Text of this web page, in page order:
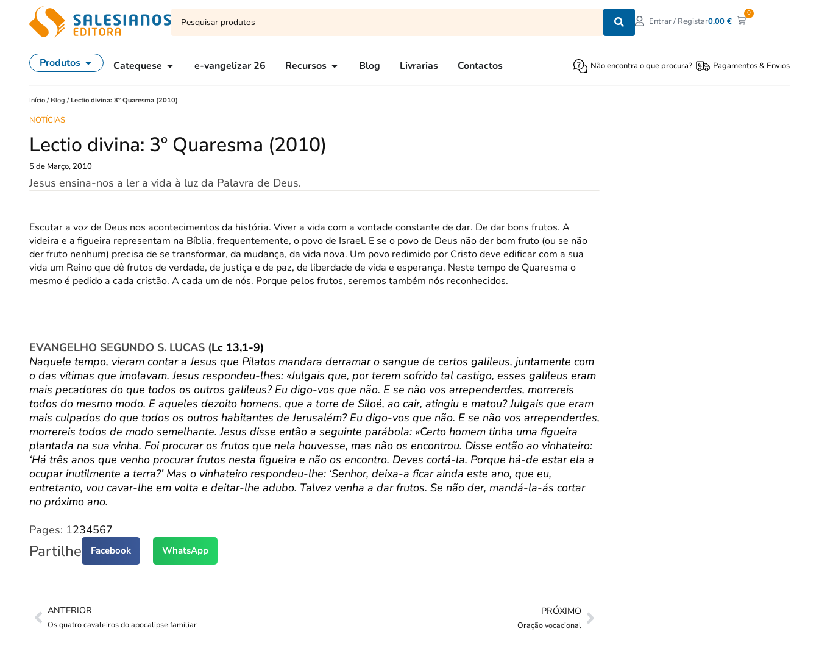
Entrar / Registar0,00€
0
Produtos Catequese e-vangelizar 26 Recursos Blog Livrarias Contactos Não encontra o que procura? Pagamentos & Envios
Início / Blog /Lectio divina: 3º Quaresma (2010)
NOTÍCIAS
Lectio divina: 3º Quaresma (2010)
5 de Março, 2010
Jesus ensina-nos a ler a vida à luz da Palavra de Deus.
Escutar a voz de Deus nos acontecimentos da história. Viver a vida com a vontade constante de dar. De dar bons frutos. A
videira e a figueira representam na Bíblia, frequentemente, o povo de Israel. E se o povo de Deus não der bom fruto (ou se não
der fruto nenhum) precisa de se transformar, da mudança, da vida nova. Um povo redimido por Cristo deve edificar com a sua
vida um Reino que dê frutos de verdade, de justiça e de paz, de liberdade de vida e esperança. Neste tempo de Quaresma o
mesmo é pedido a cada cristão. A cada um de nós. Porque pelos frutos, seremos também nós reconhecidos.
EVANGELHO SEGUNDO S. LUCAS (Lc 13,1-9)
Naquele tempo, vieram contar a Jesus que Pilatos mandara derramar o sangue de certos galileus, juntamente com
o das vítimas que imolavam. Jesus respondeu-lhes: «Julgais que, por terem sofrido tal castigo, esses galileus eram
mais pecadores do que todos os outros galileus? Eu digo-vos que não. E se não vos arrependerdes, morrereis
todos do mesmo modo. E aqueles dezoito homens, que a torre de Siloé, ao cair, atingiu e matou? Julgais que eram
mais culpados do que todos os outros habitantes de Jerusalém? Eu digo-vos que não. E se não vos arrependerdes,
morrereis todos de modo semelhante. Jesus disse então a seguinte parábola: «Certo homem tinha uma figueira
plantada na sua vinha. Foi procurar os frutos que nela houvesse, mas não os encontrou. Disse então ao vinhateiro:
‘Há três anos que venho procurar frutos nesta figueira e não os encontro. Deves cortá-la. Porque há-de estar ela a
ocupar inutilmente a terra?’ Mas o vinhateiro respondeu-lhe: ‘Senhor, deixa-a ficar ainda este ano, que eu,
entretanto, vou cavar-lhe em volta e deitar-lhe adubo. Talvez venha a dar frutos. Se não der, mandá-la-ás cortar
no próximo ano.
Pages: 1234567
Partilhe Facebook WhatsApp
ANTERIOR
Os quatro cavaleiros do apocalipse familiar
PRÓXIMO
Oração vocacional